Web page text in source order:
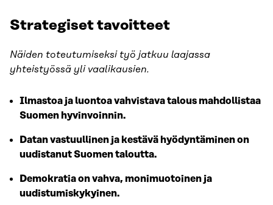
Strategiset tavoitteet
Näiden toteutumiseksi työ jatkuu laajassa
yhteistyössä yli vaalikausien.
Ilmastoa ja luontoa vahvistava talous mahdollistaa
Suomen hyvinvoinnin.
Datan vastuullinen ja kestävä hyödyntäminen on
uudistanut Suomen taloutta.
Demokratia on vahva, monimuotoinen ja
uudistumiskykyinen.